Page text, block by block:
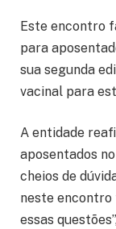
Este encontro
para
sua segunda
vacinal para
A entidade
aposentados
cheios de
neste encontro
essas